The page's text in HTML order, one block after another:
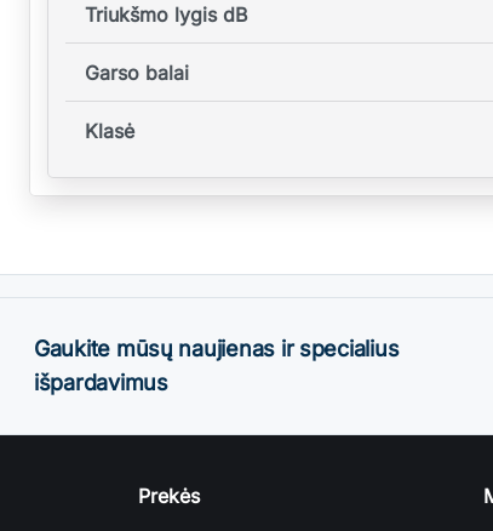
Triukšmo lygis dB
Garso balai
Klasė
Gaukite mūsų naujienas ir specialius
išpardavimus
Prekės